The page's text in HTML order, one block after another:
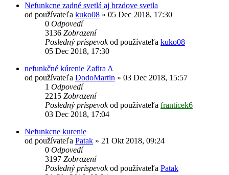
Nefunkcne zadné svetlá aj brzdove svetla
od používateľa kuko08 » 05 Dec 2018, 17:30
0 Odpovedí
3136 Zobrazení
Posledný príspevokod používateľa kuko08
05 Dec 2018, 17:30
nefunkčné kúrenie Zafira A
od používateľa DodoMartin » 03 Dec 2018, 15:57
1 Odpovedí
2215 Zobrazení
Posledný príspevokod používateľa franticek6
03 Dec 2018, 17:04
Nefunkcne kurenie
od používateľa Patak » 21 Okt 2018, 09:24
0 Odpovedí
3197 Zobrazení
Posledný príspevokod používateľa Patak